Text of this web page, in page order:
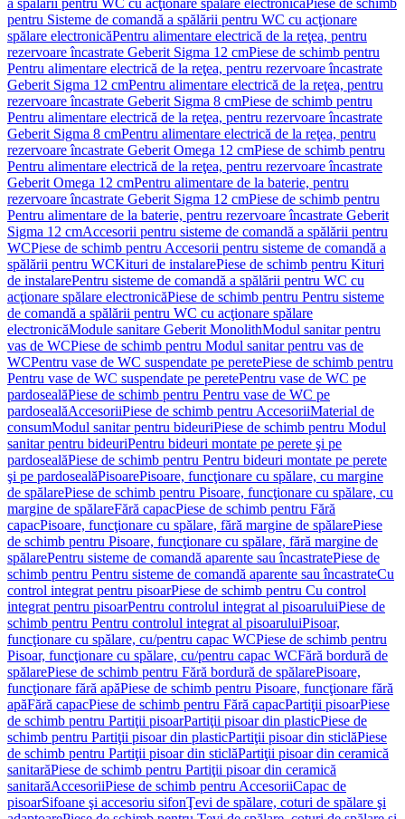
a spălării pentru WC cu acţionare spălare electronicăPiese de schimb
pentru Sisteme de comandă a spălării pentru WC cu acţionare
spălare electronicăPentru alimentare electrică de la reţea, pentru
rezervoare încastrate Geberit Sigma 12 cmPiese de schimb pentru
Pentru alimentare electrică de la reţea, pentru rezervoare încastrate
Geberit Sigma 12 cmPentru alimentare electrică de la reţea, pentru
rezervoare încastrate Geberit Sigma 8 cmPiese de schimb pentru
Pentru alimentare electrică de la reţea, pentru rezervoare încastrate
Geberit Sigma 8 cmPentru alimentare electrică de la reţea, pentru
rezervoare încastrate Geberit Omega 12 cmPiese de schimb pentru
Pentru alimentare electrică de la reţea, pentru rezervoare încastrate
Geberit Omega 12 cmPentru alimentare de la baterie, pentru
rezervoare încastrate Geberit Sigma 12 cmPiese de schimb pentru
Pentru alimentare de la baterie, pentru rezervoare încastrate Geberit
Sigma 12 cmAccesorii pentru sisteme de comandă a spălării pentru
WCPiese de schimb pentru Accesorii pentru sisteme de comandă a
spălării pentru WCKituri de instalarePiese de schimb pentru Kituri
de instalarePentru sisteme de comandă a spălării pentru WC cu
acţionare spălare electronicăPiese de schimb pentru Pentru sisteme
de comandă a spălării pentru WC cu acţionare spălare
electronicăModule sanitare Geberit MonolithModul sanitar pentru
vas de WCPiese de schimb pentru Modul sanitar pentru vas de
WCPentru vase de WC suspendate pe peretePiese de schimb pentru
Pentru vase de WC suspendate pe peretePentru vase de WC pe
pardosealăPiese de schimb pentru Pentru vase de WC pe
pardosealăAccesoriiPiese de schimb pentru AccesoriiMaterial de
consumModul sanitar pentru bideuriPiese de schimb pentru Modul
sanitar pentru bideuriPentru bideuri montate pe perete şi pe
pardosealăPiese de schimb pentru Pentru bideuri montate pe perete
şi pe pardosealăPisoarePisoare, funcţionare cu spălare, cu margine
de spălarePiese de schimb pentru Pisoare, funcţionare cu spălare, cu
margine de spălareFără capacPiese de schimb pentru Fără
capacPisoare, funcţionare cu spălare, fără margine de spălarePiese
de schimb pentru Pisoare, funcţionare cu spălare, fără margine de
spălarePentru sisteme de comandă aparente sau încastratePiese de
schimb pentru Pentru sisteme de comandă aparente sau încastrateCu
control integrat pentru pisoarPiese de schimb pentru Cu control
integrat pentru pisoarPentru controlul integrat al pisoaruluiPiese de
schimb pentru Pentru controlul integrat al pisoaruluiPisoar,
funcţionare cu spălare, cu/pentru capac WCPiese de schimb pentru
Pisoar, funcţionare cu spălare, cu/pentru capac WCFără bordură de
spălarePiese de schimb pentru Fără bordură de spălarePisoare,
funcţionare fără apăPiese de schimb pentru Pisoare, funcţionare fără
apăFără capacPiese de schimb pentru Fără capacPartiţii pisoarPiese
de schimb pentru Partiţii pisoarPartiţii pisoar din plasticPiese de
schimb pentru Partiţii pisoar din plasticPartiţii pisoar din sticlăPiese
de schimb pentru Partiţii pisoar din sticlăPartiţii pisoar din ceramică
sanitarăPiese de schimb pentru Partiţii pisoar din ceramică
sanitarăAccesoriiPiese de schimb pentru AccesoriiCapac de
pisoarSifoane şi accesoriu sifonŢevi de spălare, coturi de spălare şi